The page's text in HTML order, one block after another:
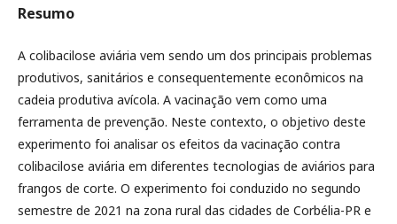
Resumo
A colibacilose aviária vem sendo um dos principais problemas
produtivos, sanitários e consequentemente econômicos na
cadeia produtiva avícola. A vacinação vem como uma
ferramenta de prevenção. Neste contexto, o objetivo deste
experimento foi analisar os efeitos da vacinação contra
colibacilose aviária em diferentes tecnologias de aviários para
frangos de corte. O experimento foi conduzido no segundo
semestre de 2021 na zona rural das cidades de Corbélia-PR e